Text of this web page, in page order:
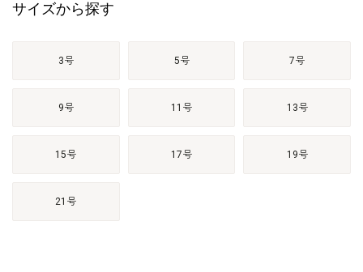
サイズから探す
3号 5号 7号
9号 11号 13号
15号 17号 19号
21号